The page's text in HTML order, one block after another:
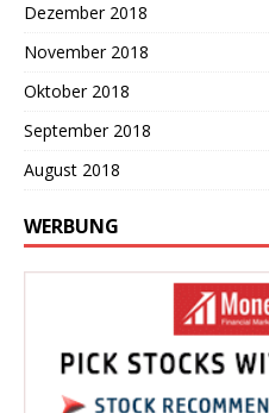
Dezember 2018
November 2018
Oktober 2018
September 2018
August 2018
WERBUNG